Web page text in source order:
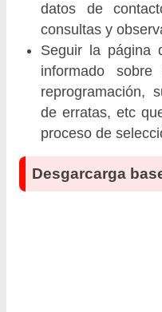
datos de
consultas y
Seguir la página
informado sobre
reprogramación,
de erratas, etc
proceso de
Desgarcarga